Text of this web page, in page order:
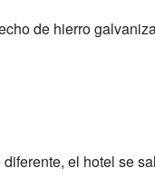
de hierro
el hotel se